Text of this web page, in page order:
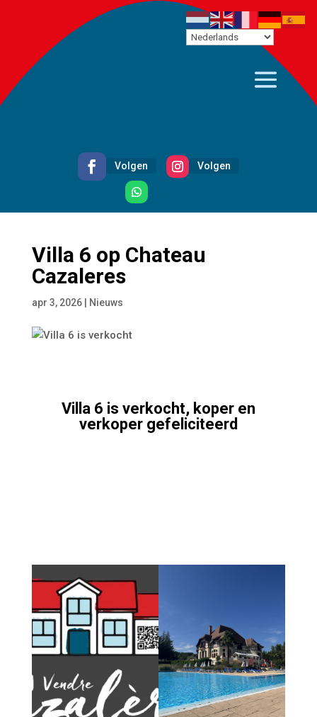
Volgen Volgen
Villa 6 op Chateau
Cazaleres
apr 3, 2026| Nieuws
Villa 6 is verkocht, koper en
verkoper gefeliciteerd